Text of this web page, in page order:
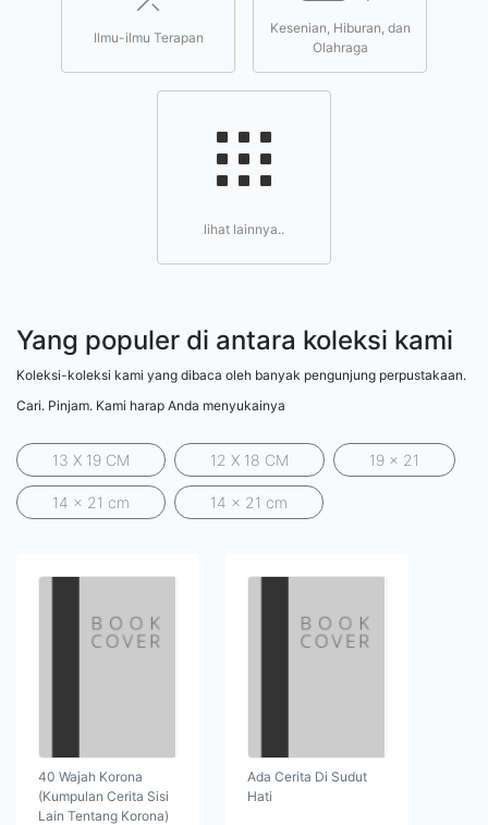
Ilmu-ilmu Terapan
Kesenian, Hiburan, dan
Olahraga
lihat lainnya..
Yang populer di antara koleksi kami
Koleksi-koleksi kami yang dibaca oleh banyak pengunjung perpustakaan.
Cari. Pinjam. Kami harap Anda menyukainya
13 X 19 CM 12 X 18 CM 19 x 21
14 x 21 cm 14 x 21 cm
40 Wajah Korona
(Kumpulan Cerita Sisi
Lain Tentang Korona)
Ada Cerita Di Sudut
Hati